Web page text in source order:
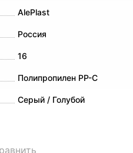
AlePlast
Россия
16
Полипропилен PP-C
Серый / Голубой